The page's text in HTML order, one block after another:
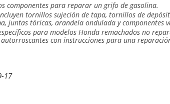
componentes para reparar un grifo de gasolina.
tornillos sujeción de tapa, tornillos de
juntas tóricas, arandela ondulada y componentes
para modelos Honda remachados no
con instrucciones para una
17